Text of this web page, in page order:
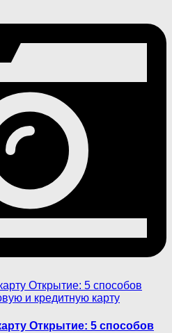
Открытие: 5 способов